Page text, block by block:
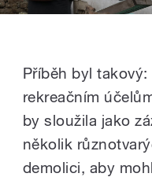
Příběh byl
rekreačním
by sloužila jako
několik
demolici, aby